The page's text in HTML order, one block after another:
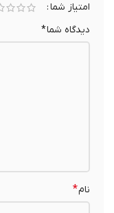
امتیاز شما
دیدگاه شما*